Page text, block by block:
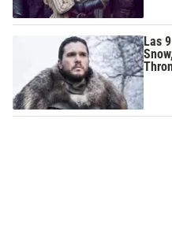
Las